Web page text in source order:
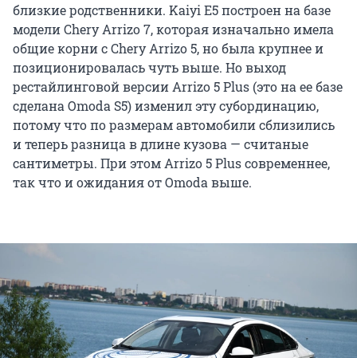
близкие родственники. Kaiyi E5 построен на базе
модели Chery Arrizo 7, которая изначально имела
общие корни с Chery Arrizo 5, но была крупнее и
позиционировалась чуть выше. Но выход
рестайлинговой версии Arrizo 5 Plus (это на ее базе
сделана Omoda S5) изменил эту субординацию,
потому что по размерам автомобили сблизились
и теперь разница в длине кузова — считаные
сантиметры. При этом Arrizo 5 Plus современнее,
так что и ожидания от Omoda выше.